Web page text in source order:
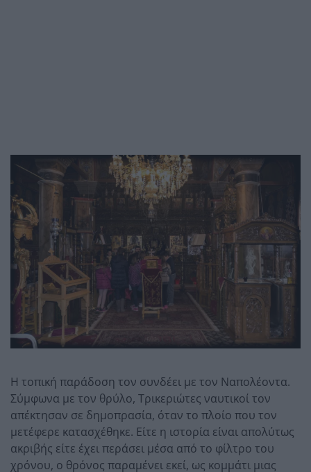
Η τοπική παράδοση τον συνδέει με τον Ναπολέοντα.
Σύμφωνα με τον θρύλο, Τρικεριώτες ναυτικοί τον
απέκτησαν σε δημοπρασία, όταν το πλοίο που τον
μετέφερε κατασχέθηκε. Είτε η ιστορία είναι απολύτως
ακριβής είτε έχει περάσει μέσα από το φίλτρο του
χρόνου, ο θρόνος παραμένει εκεί, ως κομμάτι μιας